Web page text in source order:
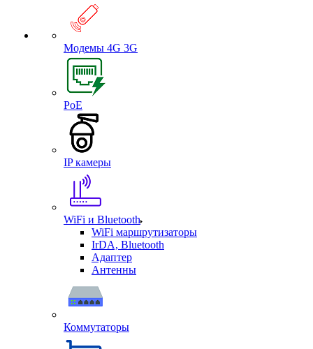
Модемы 4G 3G
PoE
IP камеры
WiFi и Bluetooth
WiFi маршрутизаторы
IrDA, Bluetooth
Адаптер
Антенны
Коммутаторы